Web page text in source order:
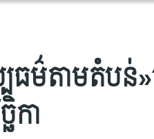
បធម៌តាមតំប
កា